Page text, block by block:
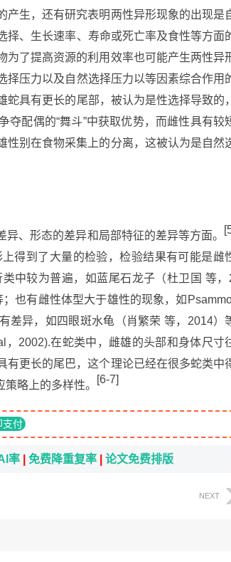
生，还有研究表明两性异形现象的出现是
择、生长速率、寿命或死亡率及食性等方面
了提高资源的利用效率也可能产生两性异
择压力以及自然选择压力以等因素综合作用
蛇具有更长的尾部，被认为是性选择导致的
配偶的“舞斗”中获取优势，而雌性具有较
性别在食物采集上的分离，这被认为是自然
、形态的差异和局部特征的差异等方面。
得到了大量的检验，检验结果有可能是雌
中较为普遍，如蓝尾石龙子（杜卫国 等，
也有雌性体型大于雄性的现象，如
差异，如四眼斑水龟（肖繁荣 等，2014）
2002).在蛇类中，雌雄的头部和身体尺寸
更长的尾巴，这个理论已经在很多蛇类中
略上的多样性。
[6-7]
支付
率 免费降重复率 论文免费排版
NEXT